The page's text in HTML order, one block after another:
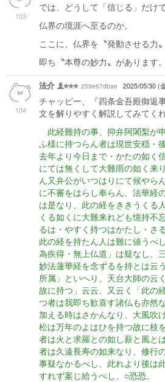
103
では、どうして「信じる」だけ
仏界の境涯へ至るのか。
ここに、仏界を〝発動させる力〟
即ち〝本尊の妙力〟があります。
104
法介 259e67dbae 2025/05/30 (
チャッピー、『四条金吾殿御返
文を解りやすく解説してみてくれ
此経難持の事、抑弁阿闍梨が
ふ様に持つらん者は現世安穏・
去年より今日まで・かたの如く
にては無くして大難雨の如く来
ん又弁公がいつはりにて候やら
に不審をはらし奉らん、法華経
は是なり、此の経をききうくる
くる如くに大難来れども憶持不
るは・やすく持つはかたし・さ
此の経を持たん人は難に値うべ
為疾得・無上仏道」は疑なし、
妙法蓮華経を念ずるを持とは云
所属」といへり、天台大師の云
故に持つ」云云、又云く「此の
つ者は我即ち歓喜す諸仏も亦然
加える時はさかんなり、大風吹
松は万年のよはひを持つ故に枝
者は火と求羅との如し薪と風と
者は久遠長寿の如来なり、修行
事疑なかるべし、此れより後は
すれず案じ給うべし、○恐恐。